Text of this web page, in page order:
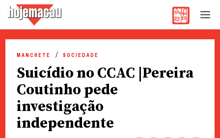
content
MANCHETE SOCIEDADE
Suicídio no CCAC |Pereira
Coutinho pede
investigação
independente